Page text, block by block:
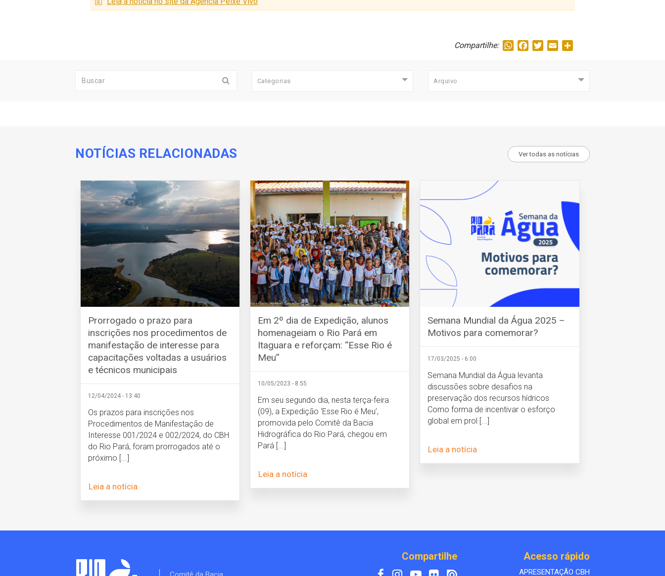
Compartilhe: WhatsApp
FacebookTwitterEmail
Categorias Arquivo
NOTÍCIAS RELACIONADAS Ver todas as notícias
Prorrogado o prazo para
inscrições nos procedimentos de
manifestação de interesse para
capacitações voltadas a usuários
e técnicos municipais
12/04/2024 - 13:40
Os prazos para inscrições nos
Procedimentos de Manifestação de
Interesse 001/2024 e 002/2024, do CBH
do Rio Pará, foram prorrogados até o
próximo [...]
Leia a notícia
Em 2º dia de Expedição, alunos
homenageiam o Rio Pará em
Itaguara e reforçam: “Esse Rio é
Meu”
10/05/2023 - 8:55
Em seu segundo dia, nesta terça-feira
(09), a Expedição ‘Esse Rio é Meu’,
promovida pelo Comitê da Bacia
Hidrográfica do Rio Pará, chegou em
Pará [...]
Leia a notícia
Semana Mundial da Água 2025 –
Motivos para comemorar?
17/03/2025 - 6:00
Semana Mundial da Água levanta
discussões sobre desafios na
preservação dos recursos hídricos
Como forma de incentivar o esforço
global em prol [...]
Leia a notícia
Compartilhe Acesso rápido
APRESENTAÇÃO CBH